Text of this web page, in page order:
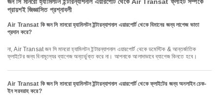
প্রায়শই জিজ্ঞাসিত প্রশ্নাবলী
Air Transat কি জন সি মানরো হ্যামিলটন ইন্টারন্যাশনাল এয়ারপোর্ট থেকে বিমানের জন্য লাগেজ ভাতা
প্রদান করে?
না, Air Transat জন সি মানরো হ্যামিলটন ইন্টারন্যাশনাল এয়ারপোর্ট থেকে ডমেস্টিক & আন্তর্জাতিক
ফ্লাইটের জন্য বিনামূল্যের ব্যাগেজ অন্তর্ভুক্ত করে না। আপনাকে আলাদাভাবে ব্যাগেজ কিনতে হবে।
Air Transat কি জন সি মানরো হ্যামিলটন ইন্টারন্যাশনাল এয়ারপোর্ট থেকে ফ্লাইটের জন্য অনলাইন চেক-
ইন সরবরাহ করে?